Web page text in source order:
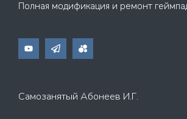
Полная модификация и ремонт
Самозанятый Абонеев И.Г.